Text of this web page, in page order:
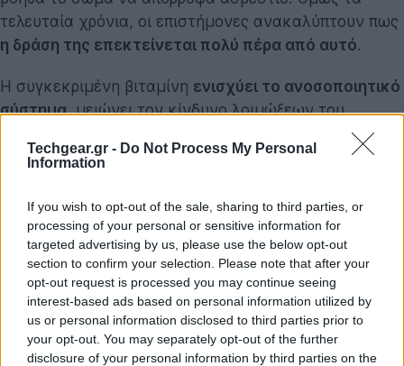
Techgear.gr - Do Not Process My Personal
Information
If you wish to opt-out of the sale, sharing to third parties, or
processing of your personal or sensitive information for
targeted advertising by us, please use the below opt-out
section to confirm your selection. Please note that after your
opt-out request is processed you may continue seeing
interest-based ads based on personal information utilized by
us or personal information disclosed to third parties prior to
your opt-out. You may separately opt-out of the further
disclosure of your personal information by third parties on the
τελευταία χρόνια, οι επιστήμονες ανακαλύπτουν πως
η δράση της επεκτείνεται πολύ πέρα από αυτό.
Η συγκεκριμένη βιταμίνη ενισχύει το ανοσοποιητικό
σύστημα, μειώνει τον κίνδυνο λοιμώξεων του
προστασίααπέναντι σε αυτοάνοσα νοσήματα όπως η
κατά πλάκας. Ένα από τα πιο ενδιαφέροντα
χαρακτηριστικά της είναι οιαντιφλεγμονώδεις
ιδιότητές της— και η φλεγμονή είναι ένας από τους
βασικούς παράγοντες που φθείρουν τα τελομερή.
Αυτός ο μηχανισμός φαίνεται να εξηγεί γιατί η
βιταμίνη D μπορεί να επιβραδύνει τη φθορά τους,
προσφέροντας στα κύτταρα περισσότερο χρόνο ζωής.